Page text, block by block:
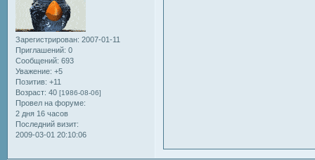
Зарегистрирован: 2007-01-11
Приглашений: 0
Сообщений: 693
Уважение: +5
Позитив: +11
Возраст: 40 [1986-08-06]
Провел на форуме:
2 дня 16 часов
Последний визит:
2009-03-01 20:10:06